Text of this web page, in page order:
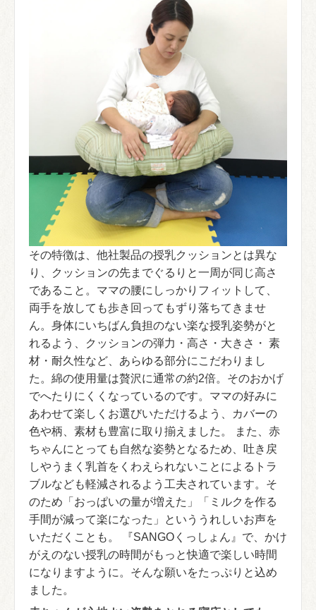
その特徴は、他社製品の授乳クッションとは異な
り、クッションの先までぐるりと一周が同じ高さ
であること。ママの腰にしっかりフィットして、
両手を放しても歩き回ってもずり落ちてきませ
ん。身体にいちばん負担のない楽な授乳姿勢がと
れるよう、クッションの弾力・高さ・大きさ・ 素
材・耐久性など、あらゆる部分にこだわりまし
た。綿の使用量は贅沢に通常の約2倍。そのおかげ
でへたりにくくなっているのです。ママの好みに
あわせて楽しくお選びいただけるよう、カバーの
色や柄、素材も豊富に取り揃えました。 また、赤
ちゃんにとっても自然な姿勢となるため、吐き戻
しやうまく乳首をくわえられないことによるトラ
ブルなども軽減されるよう工夫されています。そ
のため「おっぱいの量が増えた」「ミルクを作る
手間が減って楽になった」といううれしいお声を
いただくことも。 『SANGOくっしょん』で、かけ
がえのない授乳の時間がもっと快適で楽しい時間
になりますように。そんな願いをたっぷりと込め
ました。